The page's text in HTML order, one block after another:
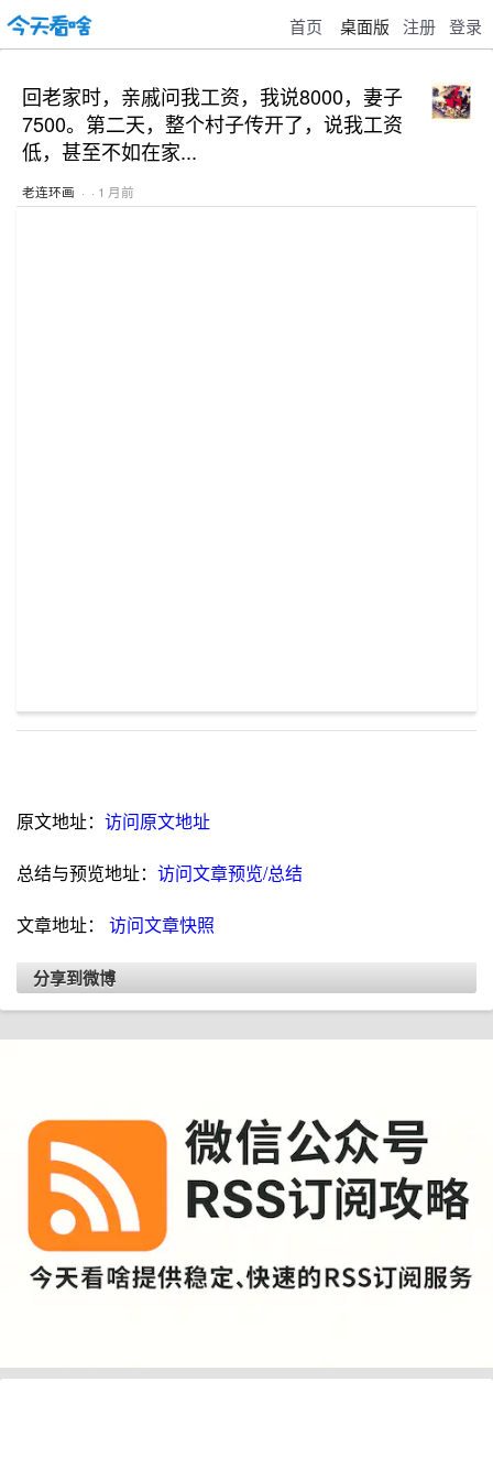
首页 桌面版 注册 登录
回老家时，亲戚问我工资，我说8000，妻子
7500。第二天，整个村子传开了，说我工资
低，甚至不如在家...
老连环画 · · 1 月前
原文地址： 访问原文地址
总结与预览地址： 访问文章预览/总结
文章地址： 访问文章快照
分享到微博